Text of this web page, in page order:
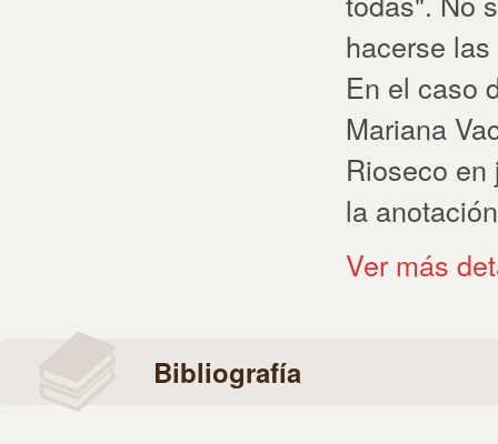
hacerse
En el caso
Mariana
Rioseco
la
Ver más
Bibliografía